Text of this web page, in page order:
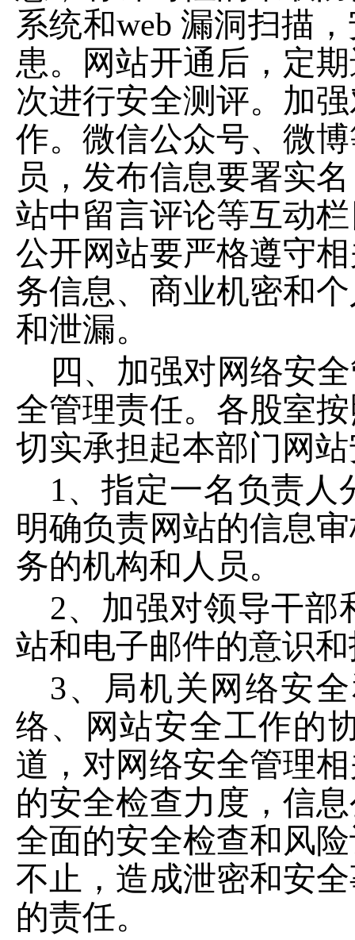
系统和web 漏洞扫描
患。网站开通后，定
次进行安全测评。加
作。微信公众号、微
员，发布信息要署实
站中留言评论等互动
公开网站要严格遵守
务信息、 商业机密和
和泄漏。
四、加强对网络安
全管理责任。各股室
切实承担起本部门网
1、指定一名负责
明确负责网站的信息
务的机构和人员。
2、加强对领导干部
站和电子邮件的意识
3、局机关网络安
络、网站安全工作的
道，对网络安全管理
的安全检查力度，信
全面的安全检查和风
不止，造成泄密和安
的责任。